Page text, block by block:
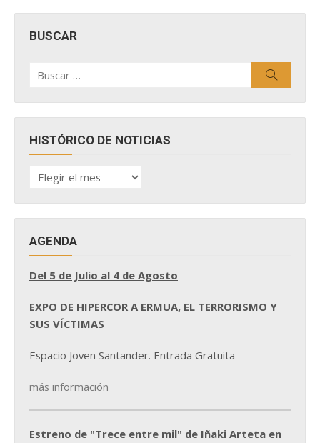
BUSCAR
por:
HISTÓRICO DE NOTICIAS
HISTÓRICO
DE
AGENDA
Del 5 de Julio al 4 de Agosto
EXPO DE HIPERCOR A ERMUA, EL TERRORISMO Y
SUS VÍCTIMAS
Espacio Joven Santander. Entrada Gratuita
más información
Estreno de "Trece entre mil" de Iñaki Arteta en